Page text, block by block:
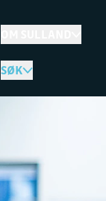
SØK